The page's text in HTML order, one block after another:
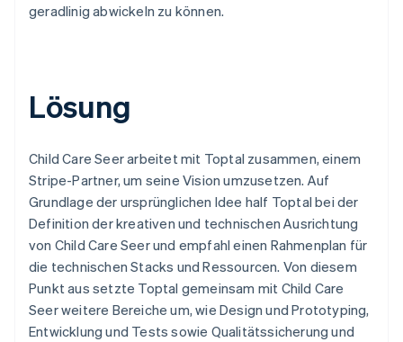
geradlinig abwickeln zu können.
Lösung
Child Care Seer arbeitet mit Toptal zusammen, einem
Stripe-Partner, um seine Vision umzusetzen. Auf
Grundlage der ursprünglichen Idee half Toptal bei der
Definition der kreativen und technischen Ausrichtung
von Child Care Seer und empfahl einen Rahmenplan für
die technischen Stacks und Ressourcen. Von diesem
Punkt aus setzte Toptal gemeinsam mit Child Care
Seer weitere Bereiche um, wie Design und Prototyping,
Entwicklung und Tests sowie Qualitätssicherung und